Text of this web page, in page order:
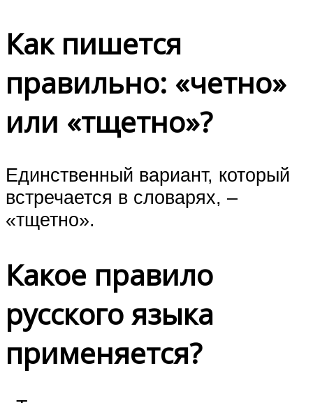
Как пишется
правильно: «четно»
или «тщетно»?
Единственный вариант, который
встречается в словарях, –
«тщетно».
Какое правило
русского языка
применяется?